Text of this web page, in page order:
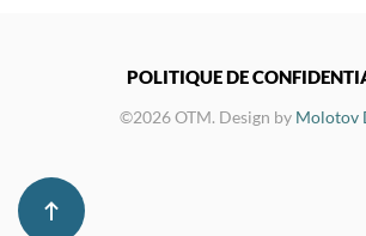
POLITIQUE DE
©2026 OTM. Design by Molotov